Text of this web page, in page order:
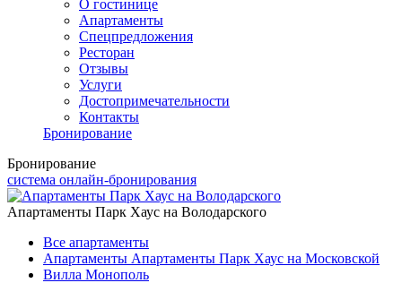
О гостинице
Апартаменты
Спецпредложения
Ресторан
Отзывы
Услуги
Достопримечательности
Контакты
Бронирование
Бронирование
система онлайн-бронирования
Апартаменты Парк Хаус на Володарского
Все апартаменты
Апартаменты Апартаменты Парк Хаус на Московской
Вилла Монополь